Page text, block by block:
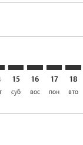
15
суб
16
вос
17
пон
18
вто